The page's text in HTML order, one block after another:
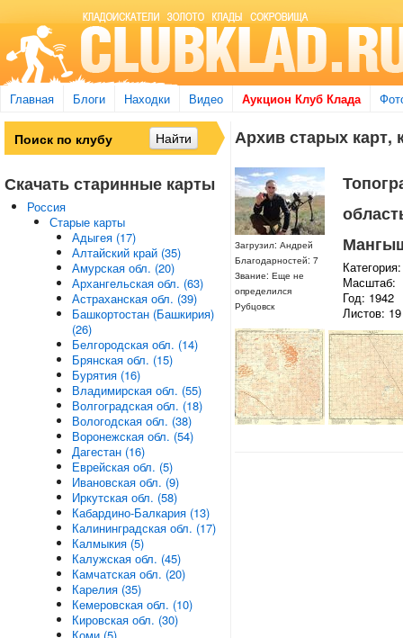
Главная Блоги Находки Видео Аукцион Клуб Клада
Архив старых карт,
Загрузил: Андрей
Благодарностей: 7
Звание: Еще не
определился
Рубцовск
Масштаб:
Год: 1942
Листов: 19
Скачать старинные карты
Россия
Старые карты
Адыгея (17)
Алтайский край (35)
Амурская обл. (20)
Архангельская обл. (63)
Астраханская обл. (39)
Башкортостан (Башкирия)
(26)
Белгородская обл. (14)
Брянская обл. (15)
Бурятия (16)
Владимирская обл. (55)
Волгоградская обл. (18)
Вологодская обл. (38)
Воронежская обл. (54)
Дагестан (16)
Еврейская обл. (5)
Ивановская обл. (9)
Иркутская обл. (58)
Кабардино-Балкария (13)
Калининградская обл. (17)
Калмыкия (5)
Калужская обл. (45)
Камчатская обл. (20)
Карелия (35)
Кемеровская обл. (10)
Кировская обл. (30)